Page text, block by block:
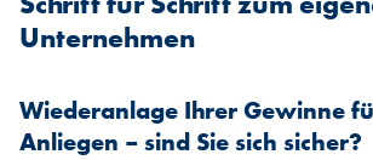
Unternehmen
Wiederanlage Ihrer Gewinne
Anliegen – sind Sie sich sicher?